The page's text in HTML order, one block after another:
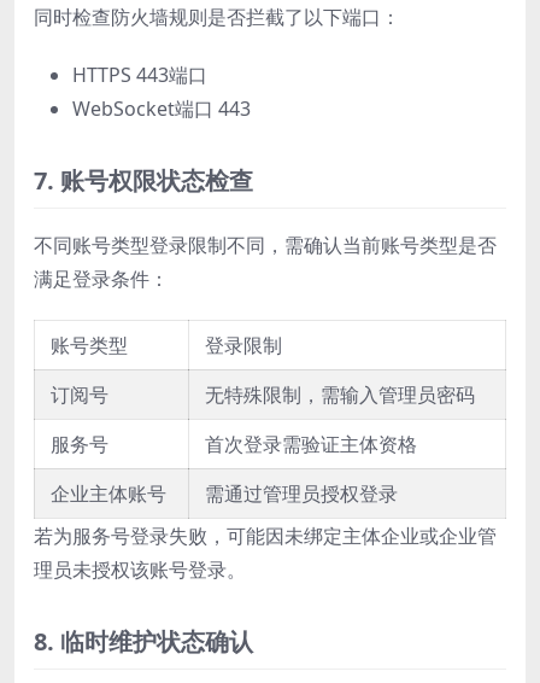
同时检查防火墙规则是否拦截了以下端口：
HTTPS 443端口
WebSocket端口 443
7. 账号权限状态检查
不同账号类型登录限制不同，需确认当前账号类型是否
满足登录条件：
账号类型
登录限制
订阅号
无特殊限制，需输入管理员密码
服务号
首次登录需验证主体资格
企业主体账号
需通过管理员授权登录
若为服务号登录失败，可能因未绑定主体企业或企业管
理员未授权该账号登录。
8. 临时维护状态确认